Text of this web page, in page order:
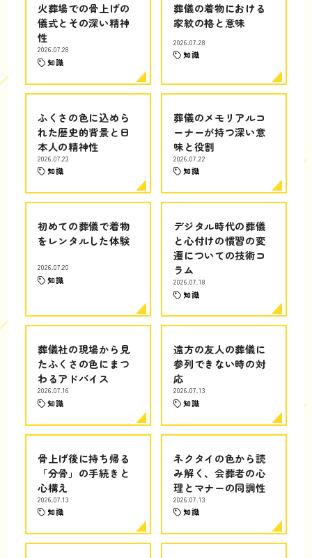
火葬場での骨上げの
儀式とその深い精神
性
2026.07.28
知識
葬儀の着物における
家紋の格と意味
2026.07.28
知識
ふくさの色に込めら
れた歴史的背景と日
本人の精神性
2026.07.23
知識
葬儀のメモリアルコ
ーナーが持つ深い意
味と役割
2026.07.22
知識
初めての葬儀で着物
をレンタルした体験
2026.07.20
知識
デジタル時代の葬儀
と心付けの慣習の変
遷についての技術コ
ラム
2026.07.18
知識
葬儀社の現場から見
たふくさの色にまつ
わるアドバイス
2026.07.16
知識
遠方の友人の葬儀に
参列できない時の対
応
2026.07.13
知識
骨上げ後に持ち帰る
「分骨」の手続きと
心構え
2026.07.13
知識
ネクタイの色から読
み解く、会葬者の心
理とマナーの同調性
2026.07.13
知識